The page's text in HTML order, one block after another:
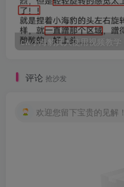
评论 抢沙发
欢迎您留下宝贵的见解！